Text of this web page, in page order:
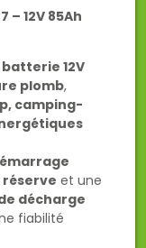
– 12V 85Ah
batterie 12V
plomb,
camping-
et une
décharge
fiabilité